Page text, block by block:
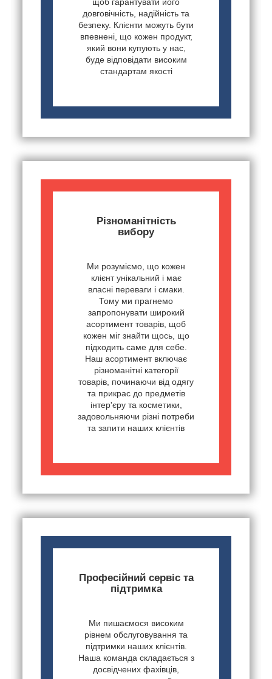
довговічність, надійність та
безпеку. Клієнти можуть бути
впевнені, що кожен продукт,
який вони купують у нас,
буде відповідати високим
стандартам якості
Різноманітність
вибору
Ми розуміємо, що кожен
клієнт унікальний і має
власні переваги і смаки.
Тому ми прагнемо
запропонувати широкий
асортимент товарів, щоб
кожен міг знайти щось, що
підходить саме для себе.
Наш асортимент включає
різноманітні категорії
товарів, починаючи від одягу
та прикрас до предметів
інтер'єру та косметики,
задовольняючи різні потреби
та запити наших клієнтів
Професійний сервіс та
підтримка
Ми пишаємося високим
рівнем обслуговування та
підтримки наших клієнтів.
Наша команда складається з
досвідчених фахівців,